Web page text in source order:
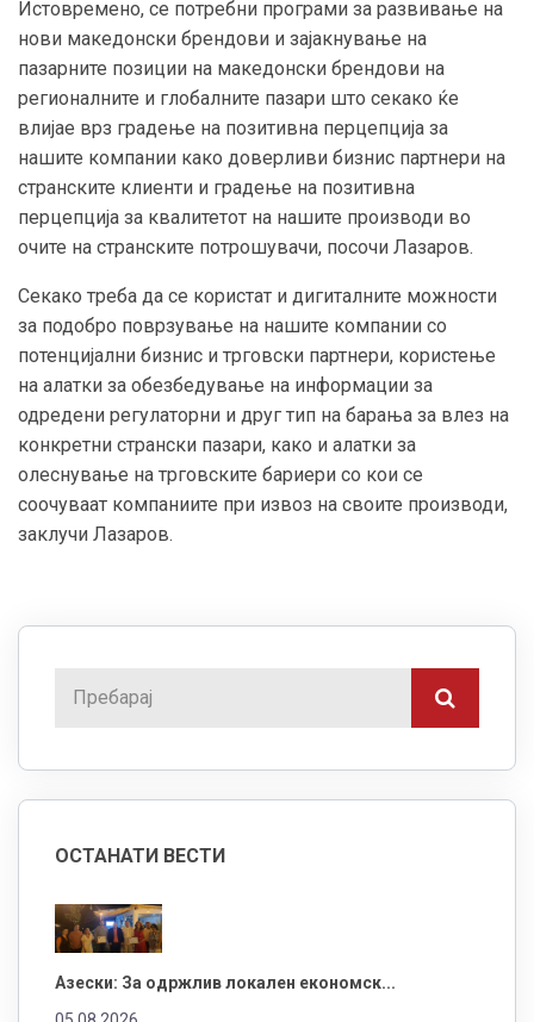
Истовремено, се потребни програми за развивање на
нови македонски брендови и зајакнување на
пазарните позиции на македонски брендови на
регионалните и глобалните пазари што секако ќе
влијае врз градење на позитивна перцепција за
нашите компании како доверливи бизнис партнери на
странските клиенти и градење на позитивна
перцепција за квалитетот на нашите производи во
очите на странските потрошувачи, посочи Лазаров.
Секако треба да се користат и дигиталните можности
за подобро поврзување на нашите компании со
потенцијални бизнис и трговски партнери, користење
на алатки за обезбедување на информации за
одредени регулаторни и друг тип на барања за влез на
конкретни странски пазари, како и алатки за
олеснување на трговските бариери со кои се
соочуваат компаниите при извоз на своите производи,
заклучи Лазаров.
ОСТАНАТИ ВЕСТИ
Азески: За одржлив локален економск...